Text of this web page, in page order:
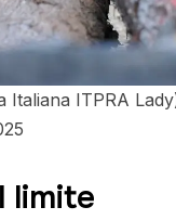
ITPRA
limite